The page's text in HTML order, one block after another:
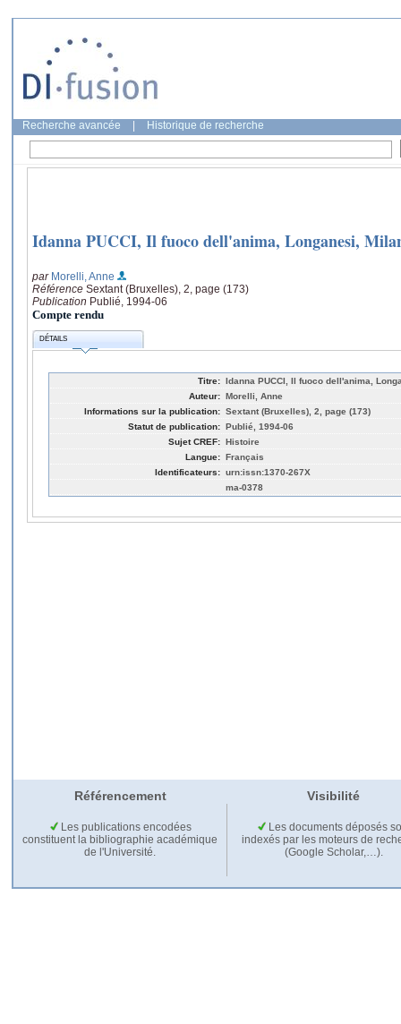
Recherche avancée Historique de recherche
Idanna PUCCI, Il fuoco dell'anima, Longanesi,
par Morelli, Anne
Référence Sextant (Bruxelles), 2, page (173)
Publication Publié, 1994-06
Compte rendu
DÉTAILS
Titre: Idanna PUCCI, Il fuoco dell'anima,
Auteur: Morelli, Anne
Informations sur la publication: Sextant (Bruxelles), 2, page (173)
Statut de publication: Publié, 1994-06
Sujet CREF: Histoire
Langue: Français
Identificateurs: urn:issn:1370-267X
ma-0378
Référencement Visibilité
Les publications encodées
constituent la bibliographie académique
de l'Université.
Les documents déposés
indexés par les moteurs de
(Google Scholar,…).